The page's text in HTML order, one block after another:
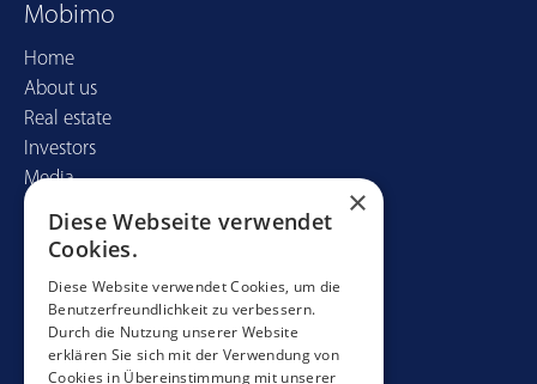
Mobimo
Home
About us
Real estate
Investors
Media
Contact
Mobimo Management AG
Seestrasse 59
CH-8700 Küsnacht
+41 44 397 11 11
×
Diese Webseite verwendet
Cookies.
Diese Website verwendet Cookies, um die
Benutzerfreundlichkeit zu verbessern.
Durch die Nutzung unserer Website
erklären Sie sich mit der Verwendung von
Cookies in Übereinstimmung mit unserer